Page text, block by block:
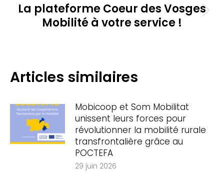
Article
suivant
La plateforme Coeur des Vosges
Mobilité à votre service !
Articles similaires
Mobicoop et Som Mobilitat
unissent leurs forces pour
révolutionner la mobilité rurale
transfrontalière grâce au
POCTEFA
29 juin 2026